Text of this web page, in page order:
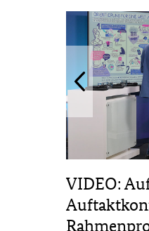
VIDEO: